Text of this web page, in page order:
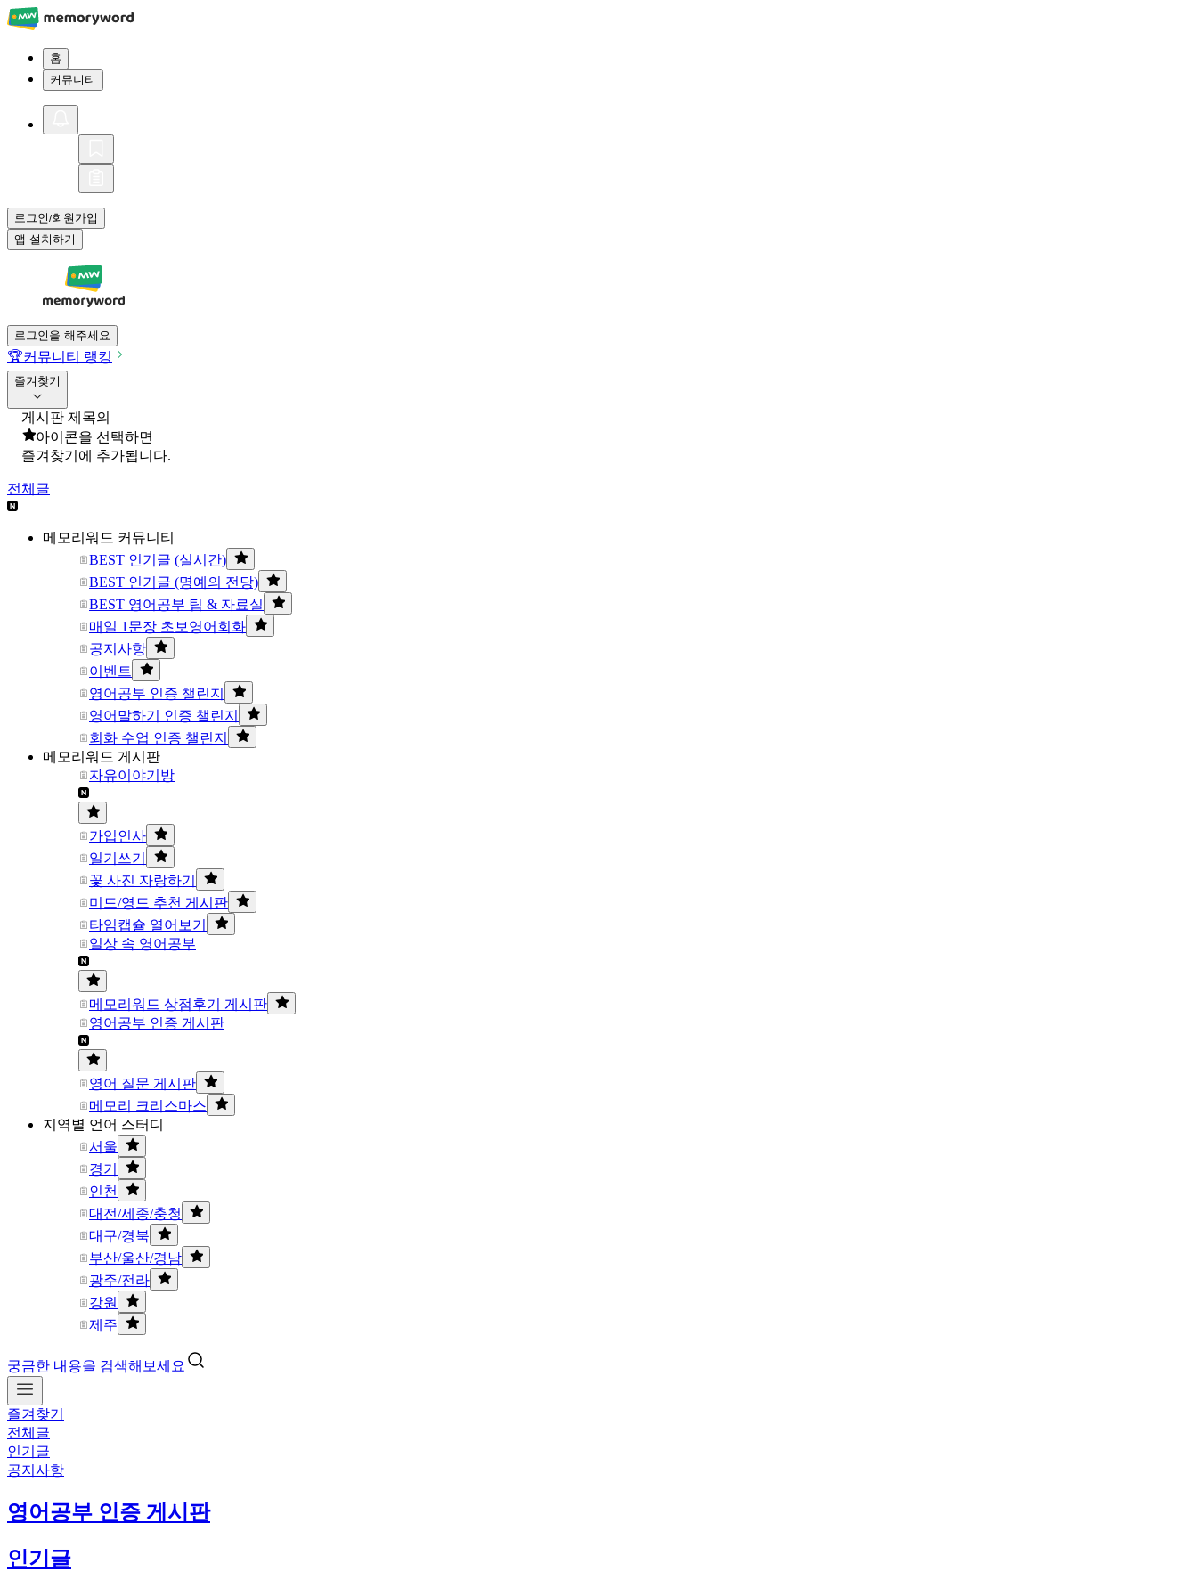
홈
커뮤니티
로그인/회원가입
앱 설치하기
로그인을 해주세요
🏆커뮤니티 랭킹
즐겨찾기
게시판 제목의
아이콘을 선택하면
즐겨찾기에 추가됩니다.
전체글
메모리워드 커뮤니티
BEST 인기글 (실시간)
BEST 인기글 (명예의 전당)
BEST 영어공부 팁 & 자료실
매일 1문장 초보영어회화
공지사항
이벤트
영어공부 인증 챌린지
영어말하기 인증 챌린지
회화 수업 인증 챌린지
메모리워드 게시판
자유이야기방
가입인사
일기쓰기
꽃 사진 자랑하기
미드/영드 추천 게시판
타임캡슐 열어보기
일상 속 영어공부
메모리워드 상점후기 게시판
영어공부 인증 게시판
영어 질문 게시판
메모리 크리스마스
지역별 언어 스터디
서울
경기
인천
대전/세종/충청
대구/경북
부산/울산/경남
광주/전라
강원
제주
궁금한 내용을 검색해보세요
즐겨찾기
전체글
인기글
공지사항
영어공부 인증 게시판
인기글